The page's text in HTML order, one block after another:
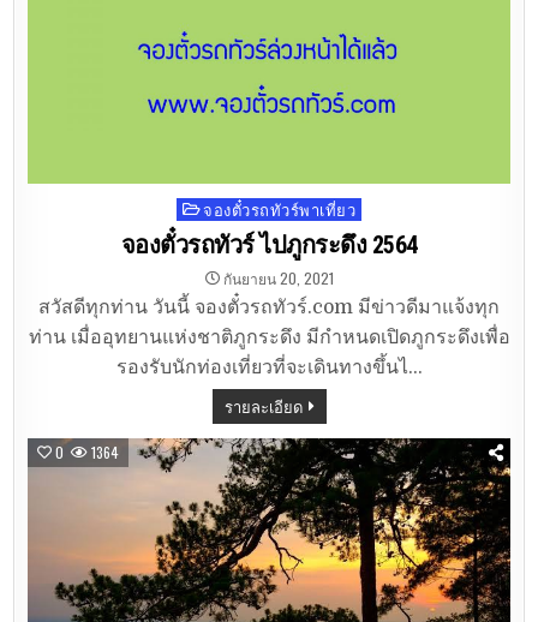
Posted
in
จองตั๋วรถทัวร์พาเที่ยว
จองตั๋วรถทัวร์ ไปภูกระดึง 2564
กันยายน 20, 2021
สวัสดีทุกท่าน วันนี้ จองตั๋วรถทัวร์.com มีข่าวดีมาแจ้งทุก
ท่าน เมื่ออุทยานแห่งชาติภูกระดึง มีกำหนดเปิดภูกระดึงเพื่อ
รองรับนักท่องเที่ยวที่จะเดินทางขึ้นไ…
รายละเอียด
0 1364